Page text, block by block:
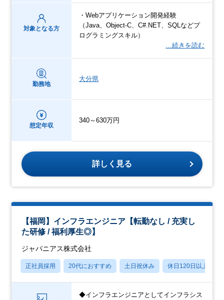
対象となる方
・Webアプリケーション開発経験
（Java、Object-C、C#.NET、SQLなどプ
ログラミングスキル）
…続きを読む
勤務地
大分県
想定年収
340～630万円
詳しく見る
【福岡】インフラエンジニア【転勤なし / 充実し
た研修 / 福利厚生◎】
ジャパニアス株式会社
正社員採用 20代におすすめ 土日祝休み 休日120日以上
◆インフラエンジニアとしてインフラシス